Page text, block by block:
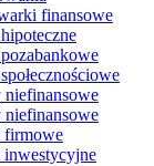
finansowe
niefinansowe
niefinansowe
firmowe
inwestycyjne